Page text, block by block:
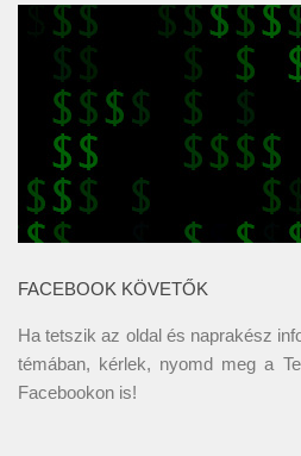
FACEBOOK KÖVETŐK
Ha tetszik az oldal és naprakész
témában, kérlek, nyomd meg a
Facebookon is!